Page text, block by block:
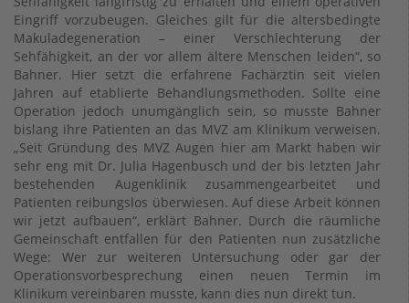
Eingriff vorzubeugen. Gleiches gilt für die altersbedingte
Makuladegeneration – einer Verschlechterung der
Sehfähigkeit, an der vor allem ältere Menschen leiden“, so
Bahner. Hier setzt die erfahrene Fachärztin seit vielen
Jahren auf etablierte Behandlungsmethoden. Sollte eine
Operation jedoch unumgänglich sein, so musste Bahner
bislang ihre Patienten an das MVZ am Klinikum verweisen.
„Seit Gründung des MVZ Augen hier am Markt haben wir
sehr eng mit Dr. Julia Hagenbusch und der bis letzten Jahr
bestehenden Augenklinik zusammengearbeitet und
Patienten reibungslos überwiesen. Auf diese Arbeit können
wir jetzt aufbauen“, erklärt Bahner. Durch die räumliche
Gemeinschaft entfallen für den Patienten nun zusätzliche
Wege: Wer zur weiteren Untersuchung oder gar der
Operationsvorbesprechung einen neuen Termin im
Klinikum vereinbaren musste, kann dies nun direkt tun.